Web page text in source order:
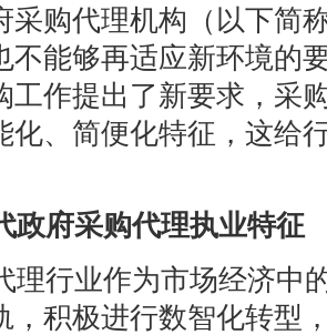
采购代理机构（以下简
不能够再适应新环境的
工作提出了新要求，采
化、简便化特征，这给
政府采购代理执业特征
理行业作为市场经济中
，积极进行数智化转型